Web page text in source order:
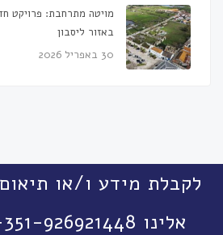
מויטה מתרחבת: פרויקט
באזור ליסבון
30 באפריל 2026
לקבלת מידע ו/או